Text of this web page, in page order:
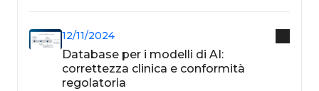
12/11/2024
Database per i modelli di AI:
correttezza clinica e conformità
regolatoria